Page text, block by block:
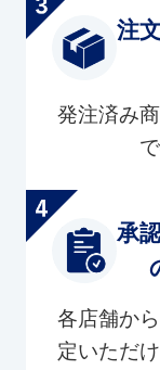
注
発注済み
承
各店舗か
定いただ